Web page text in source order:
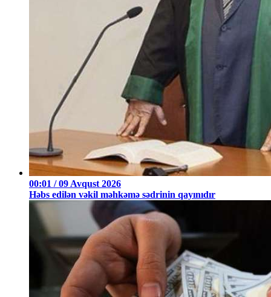
00:01 / 09 Avqust 2026
Həbs edilən vəkil məhkəmə sədrinin qayınıdır